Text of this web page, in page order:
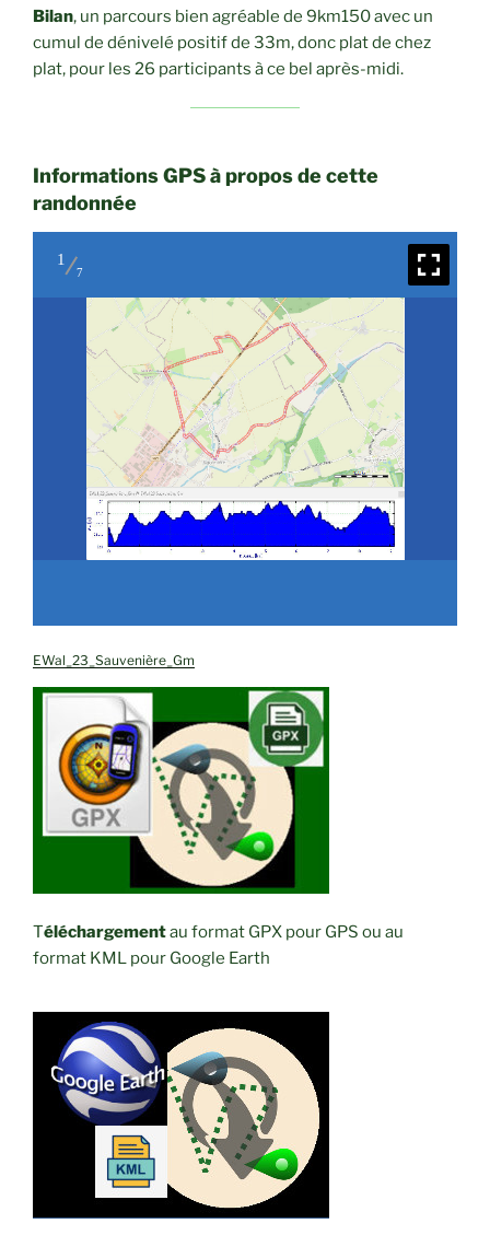
Bilan, un parcours bien agréable de 9km150 avec un
cumul de dénivelé positif de 33m, donc plat de chez
plat, pour les 26 participants à ce bel après-midi.
Informations GPS à propos de cette
randonnée
1
7
EWal_23_Sauvenière_Gm
Téléchargementau format GPX pour GPS ou au
format KML pour Google Earth